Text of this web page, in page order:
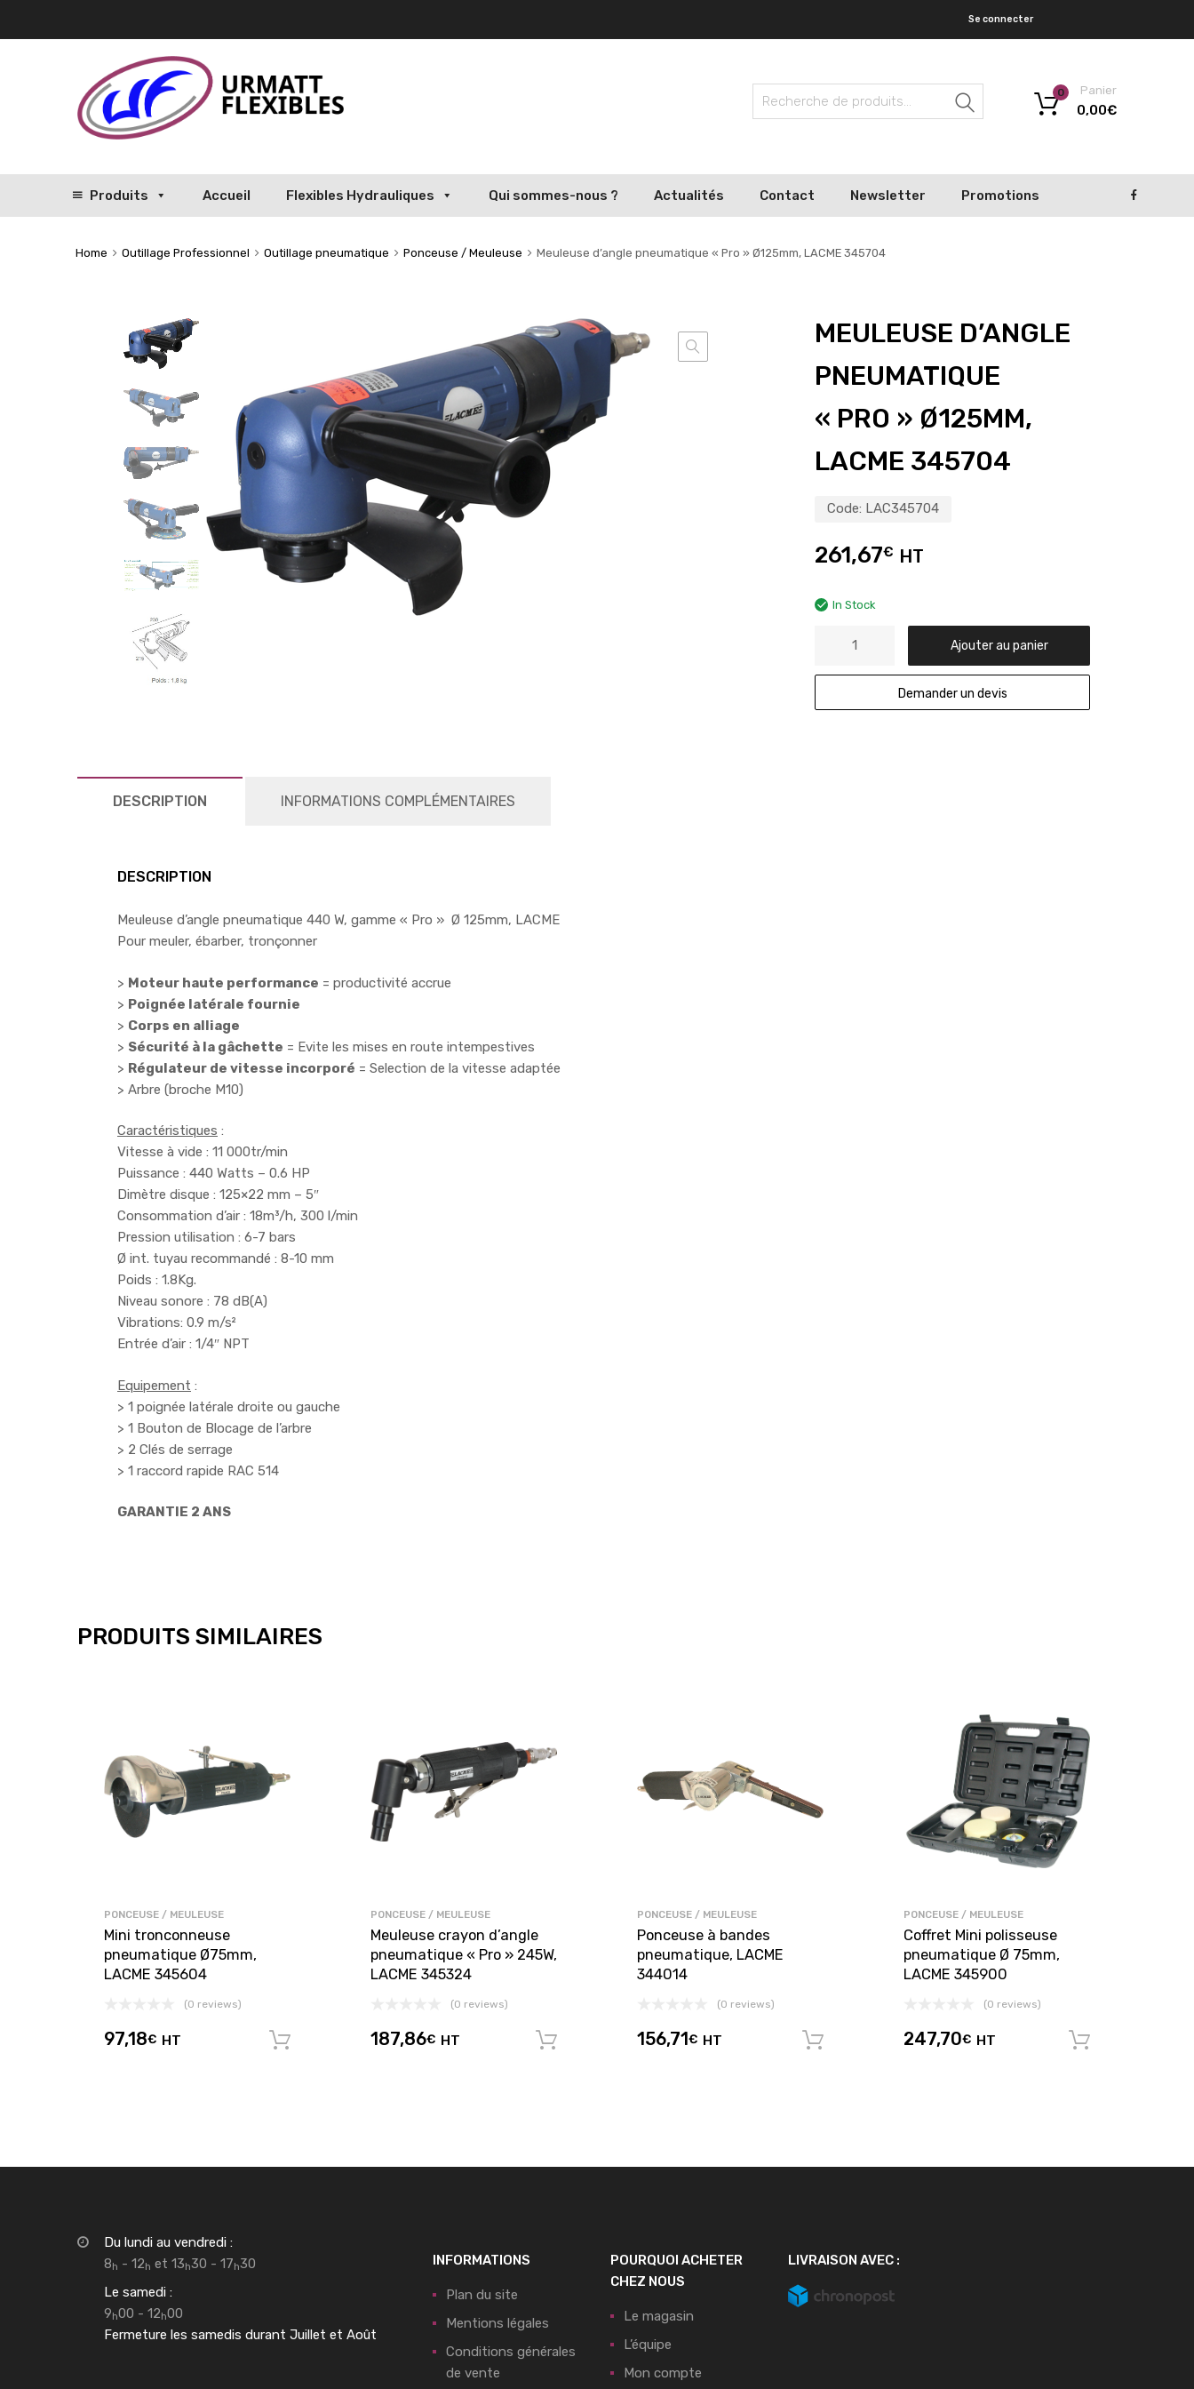
Se connecter
Recherche
Panier
0,00€
0
Produits Accueil Flexibles Hydrauliques Qui sommes-nous ? Actualités Contact Newsletter Promotions
Home Outillage Professionnel Outillage pneumatique Ponceuse / Meuleuse Meuleuse d’angle pneumatique « Pro » Ø125mm, LACME 345704
MEULEUSE D’ANGLE
PNEUMATIQUE
« PRO » Ø125MM,
LACME 345704
Code: LAC345704
261,67€ HT
In Stock
Ajouter au panier
Demander un devis
DESCRIPTION INFORMATIONS COMPLÉMENTAIRES
DESCRIPTION
Meuleuse d’angle pneumatique 440 W, gamme « Pro » Ø 125mm, LACME
Pour meuler, ébarber, tronçonner
> Moteur haute performance = productivité accrue
> Poignée latérale fournie
> Corps en alliage
> Sécurité à la gâchette = Evite les mises en route intempestives
> Régulateur de vitesse incorporé = Selection de la vitesse adaptée
> Arbre (broche M10)
Caractéristiques :
Vitesse à vide : 11 000tr/min
Puissance : 440 Watts – 0.6 HP
Dimètre disque : 125×22 mm – 5″
Consommation d’air : 18m³/h, 300 l/min
Pression utilisation : 6-7 bars
Ø int. tuyau recommandé : 8-10 mm
Poids : 1.8Kg.
Niveau sonore : 78 dB(A)
Vibrations: 0.9 m/s²
Entrée d’air : 1/4″ NPT
Equipement :
> 1 poignée latérale droite ou gauche
> 1 Bouton de Blocage de l’arbre
> 2 Clés de serrage
> 1 raccord rapide RAC 514
GARANTIE 2 ANS
PRODUITS SIMILAIRES
PONCEUSE / MEULEUSE
Mini tronconneuse
pneumatique Ø75mm,
LACME 345604
(0 reviews)
97,18€ HT Ajouter au panier
PONCEUSE / MEULEUSE
Meuleuse crayon d’angle
pneumatique « Pro » 245W,
LACME 345324
(0 reviews)
187,86€ HT Ajouter au panier
PONCEUSE / MEULEUSE
Ponceuse à bandes
pneumatique, LACME
344014
(0 reviews)
156,71 € HT Ajouter au panier
PONCEUSE / MEULEUSE
Coffret Mini polisseuse
pneumatique Ø 75mm,
LACME 345900
(0 reviews)
247,70€ HT
Du lundi au vendredi :
8h - 12h et 13h30 - 17h30
Le samedi :
9h00 - 12h00
Fermeture les samedis durant Juillet et Août
INFORMATIONS
Plan du site
Mentions légales
Conditions générales
de vente
POURQUOI ACHETER
CHEZ NOUS
Le magasin
L’équipe
Mon compte
LIVRAISON AVEC :